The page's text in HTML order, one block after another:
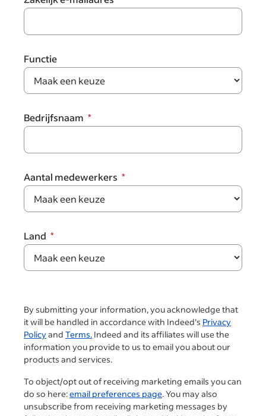
Functie
Bedrijfsnaam
Aantal medewerkers
Land
By submitting your information, you acknowledge that
it will be handled in accordance with Indeed's Privacy
Policyand Terms. Indeed and its affiliates will use the
information you provide to us to email you about our
products and services.
To object/opt out of receiving marketing emails you can
do so here:email preferences page. You may also
unsubscribe from receiving marketing messages by